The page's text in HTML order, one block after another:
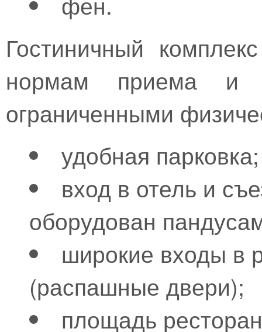
Гостиничный
нормам приема и
ограниченными
удобная парковка;
вход в отель и
оборудован
широкие входы в
(распашные двери);
площадь